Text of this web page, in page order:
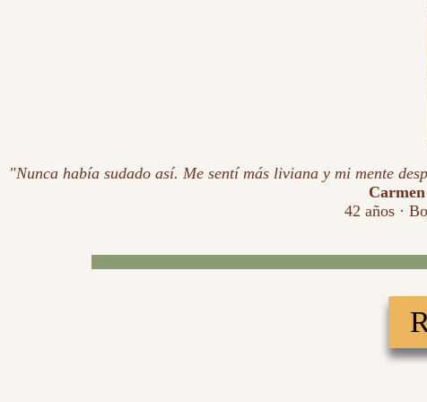
"Nunca había sudado así. Me sentí más liviana y mi mente
42 años ·